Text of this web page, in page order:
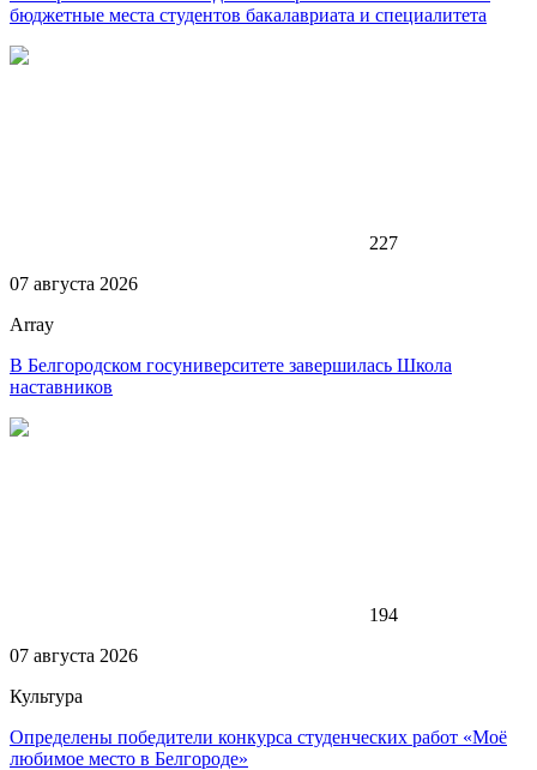
бюджетные места студентов бакалавриата и специалитета
227
07 августа 2026
Array
В Белгородском госуниверситете завершилась Школа
наставников
194
07 августа 2026
Культура
Определены победители конкурса студенческих работ «Моё
любимое место в Белгороде»